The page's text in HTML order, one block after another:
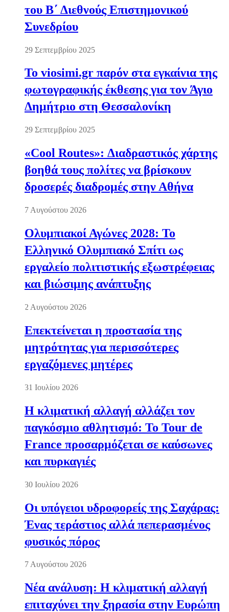
του Β΄ Διεθνούς Επιστημονικού
Συνεδρίου
29 Σεπτεμβρίου 2025
Το viosimi.gr παρόν στα εγκαίνια της
φωτογραφικής έκθεσης για τον Άγιο
Δημήτριο στη Θεσσαλονίκη
29 Σεπτεμβρίου 2025
«Cool Routes»: Διαδραστικός χάρτης
βοηθά τους πολίτες να βρίσκουν
δροσερές διαδρομές στην Αθήνα
7 Αυγούστου 2026
Ολυμπιακοί Αγώνες 2028: Το
Ελληνικό Ολυμπιακό Σπίτι ως
εργαλείο πολιτιστικής εξωστρέφειας
και βιώσιμης ανάπτυξης
2 Αυγούστου 2026
Επεκτείνεται η προστασία της
μητρότητας για περισσότερες
εργαζόμενες μητέρες
31 Ιουλίου 2026
Η κλιματική αλλαγή αλλάζει τον
παγκόσμιο αθλητισμό: Το Tour de
France προσαρμόζεται σε καύσωνες
και πυρκαγιές
30 Ιουλίου 2026
Οι υπόγειοι υδροφορείς της Σαχάρας:
Ένας τεράστιος αλλά πεπερασμένος
φυσικός πόρος
7 Αυγούστου 2026
Νέα ανάλυση: Η κλιματική αλλαγή
επιταχύνει την ξηρασία στην Ευρώπη